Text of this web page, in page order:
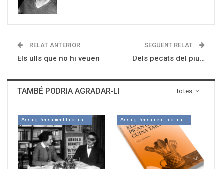
RELAT ANTERIOR
Els ulls que no hi veuen
SEGÜENT RELAT
Dels pecats del piu…
Totes
TAMBÉ PODRIA AGRADAR-LI
Assaig-Pensament-Informació Assaig-Pensament-Informació